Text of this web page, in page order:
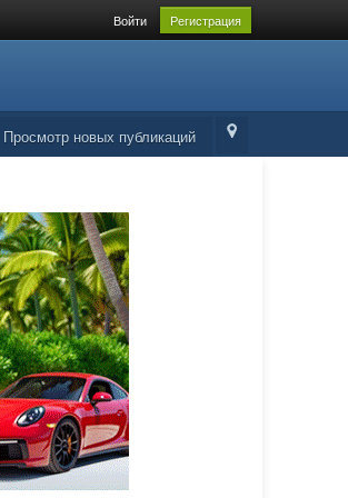
Войти Регистрация
Просмотр новых публикаций